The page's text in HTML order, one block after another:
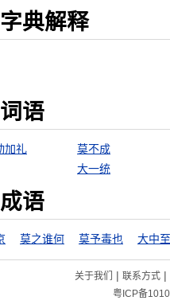
典解释
语
加礼
莫不成
大一统
语
莫之谁何 莫予毒也 大中
关于我们 | 联系方式|
粤ICP备